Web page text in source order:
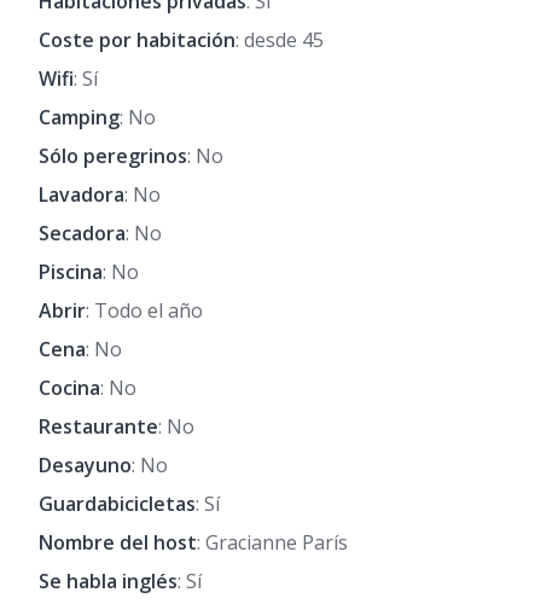
Coste por habitación: desde 45
Wifi: Sí
Camping: No
Sólo peregrinos: No
Lavadora: No
Secadora: No
Piscina: No
Abrir: Todo el año
Cena: No
Cocina: No
Restaurante: No
Desayuno: No
Guardabicicletas: Sí
Nombre del host: Gracianne París
Se habla inglés: Sí